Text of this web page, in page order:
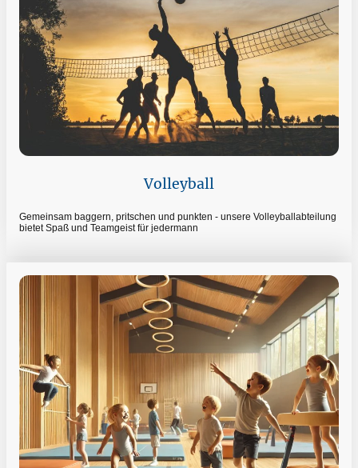
Volleyball
Gemeinsam baggern, pritschen und punkten - unsere Volleyballabteilung
bietet Spaß und Teamgeist für jedermann